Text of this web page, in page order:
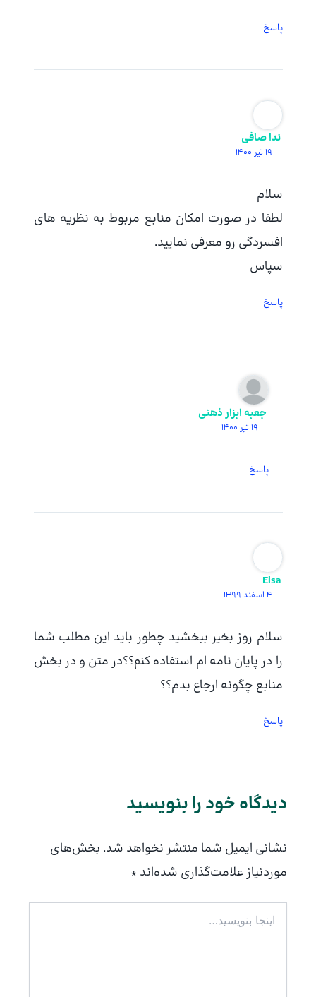
پاسخ
ندا صافی
19 تیر 1400
سلام
لطفا در صورت امکان منابع مربوط به نظریه های
افسردگی رو معرفی نمایید.
سپاس
پاسخ
جعبه ابزار ذهنی
19 تیر 1400
پاسخ
Elsa
4 اسفند 1399
سلام روز بخیر ببخشید چطور باید این مطلب شما
را در پایان نامه ام استفاده کنم؟؟در متن و در بخش
منابع چگونه ارجاع بدم؟؟
پاسخ
دیدگاه‌ خود را بنویسید
نشانی ایمیل شما منتشر نخواهد شد. بخش‌های
موردنیاز علامت‌گذاری شده‌اند *
بنویسید…